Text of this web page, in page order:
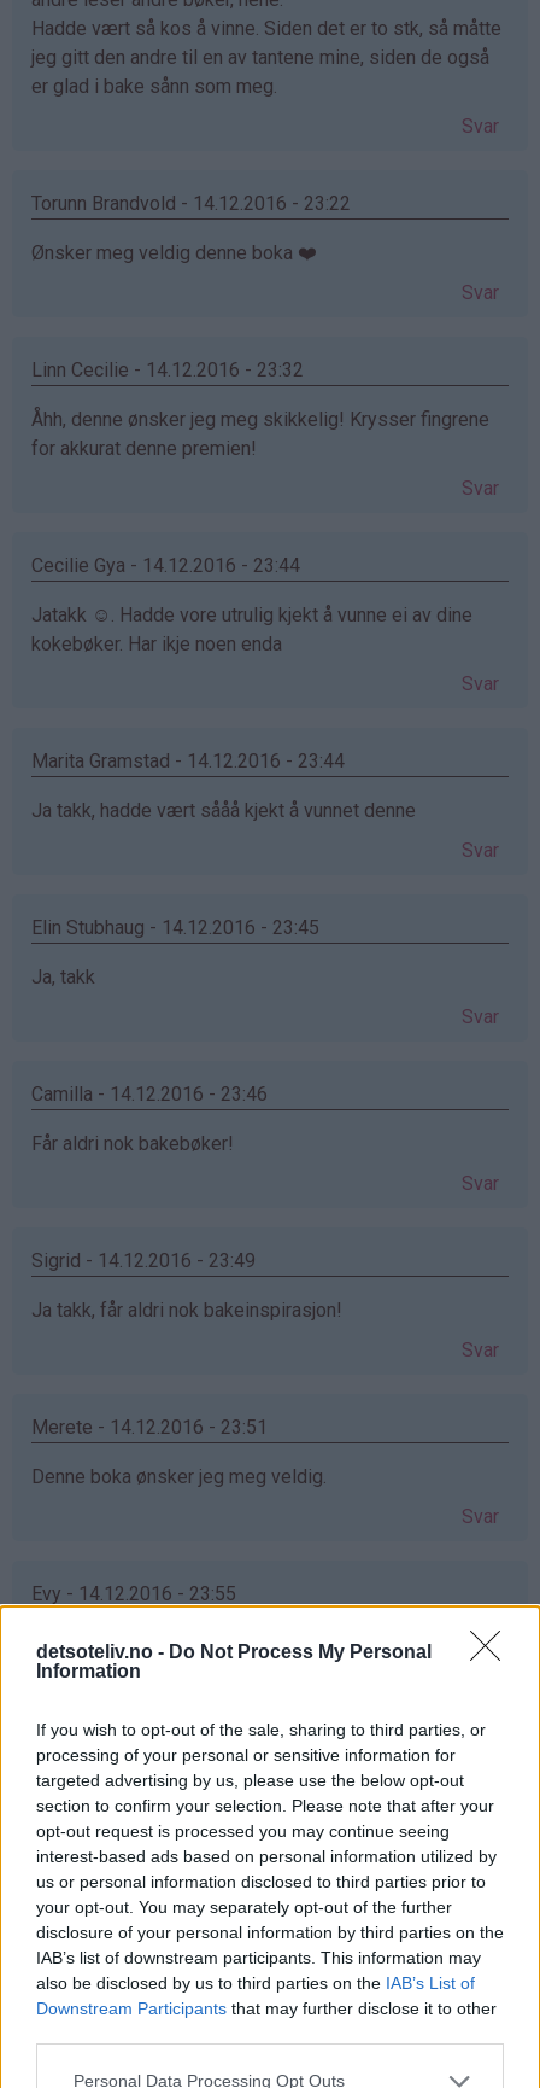
detsoteliv.no - Do Not Process My Personal
Information
If you wish to opt-out of the sale, sharing to third parties, or
processing of your personal or sensitive information for
targeted advertising by us, please use the below opt-out
section to confirm your selection. Please note that after your
opt-out request is processed you may continue seeing
interest-based ads based on personal information utilized by
us or personal information disclosed to third parties prior to
your opt-out. You may separately opt-out of the further
disclosure of your personal information by third parties on the
IAB’s list of downstream participants. This information may
also be disclosed by us to third parties on the IAB’s List of
Downstream Participants that may further disclose it to other
Personal Data Processing Opt Outs
Hadde vært så kos å vinne. Siden det er to stk, så måtte
jeg gitt den andre til en av tantene mine, siden de også
er glad i bake sånn som meg.
Svar
Torunn Brandvold - 14.12.2016 - 23:22
Ønsker meg veldig denne boka ❤️
Svar
Linn Cecilie - 14.12.2016 - 23:32
Åhh, denne ønsker jeg meg skikkelig! Krysser fingrene
for akkurat denne premien!
Svar
Cecilie Gya - 14.12.2016 - 23:44
Jatakk ☺. Hadde vore utrulig kjekt å vunne ei av dine
kokebøker. Har ikje noen enda
Svar
Marita Gramstad - 14.12.2016 - 23:44
Ja takk, hadde vært sååå kjekt å vunnet denne
Svar
Elin Stubhaug - 14.12.2016 - 23:45
Ja, takk
Svar
Camilla - 14.12.2016 - 23:46
Får aldri nok bakebøker!
Svar
Sigrid - 14.12.2016 - 23:49
Ja takk, får aldri nok bakeinspirasjon!
Svar
Merete - 14.12.2016 - 23:51
Denne boka ønsker jeg meg veldig.
Svar
Evy - 14.12.2016 - 23:55
Har ingen "bakebok" så denne hadde vært topp å ha :-)
Christina Solberg Wessel - 15.12.2016 - 00:00
Ååå, ja takk! :) Har boka di, den er det såå mye godt i, blir
aldri lei av noen av oppskriftene :) Men blir aldri for
mange bakebøker ;)
Connie Nyborg - 15.12.2016 - 00:01
Svar